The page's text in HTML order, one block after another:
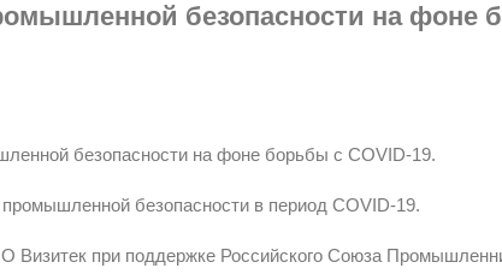
безопасности на фоне
безопасности на фоне борьбы с COVID-19.
безопасности в период COVID-19.
Визитек при поддержке Российского Союза